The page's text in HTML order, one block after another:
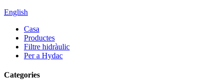
English
Casa
Productes
Filtre hidràulic
Per a Hydac
Categories